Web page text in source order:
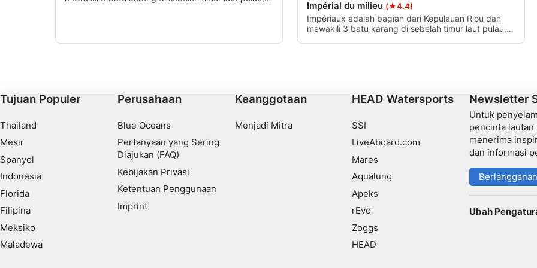
Impérial du milieu (★4.4)
Impériaux adalah bagian dari Kepulauan Riou dan
mewakili 3 batu karang di sebelah timur laut pulau,
Tujuan Populer
Thailand
Mesir
Spanyol
Indonesia
Florida
Filipina
Meksiko
Maladewa
Perusahaan
Blue Oceans
Pertanyaan yang Sering
Diajukan (FAQ)
Kebijakan Privasi
Ketentuan Penggunaan
Imprint
Keanggotaan
Menjadi Mitra
HEAD Watersports
SSI
LiveAboard.com
Mares
Aqualung
Apeks
rEvo
Zoggs
HEAD
Newsletter
Untuk
pencinta
menerima
dan informasi
Berlangganan
Ubah